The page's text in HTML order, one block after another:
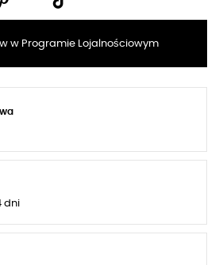
w Programie Lojalnościowym
dni